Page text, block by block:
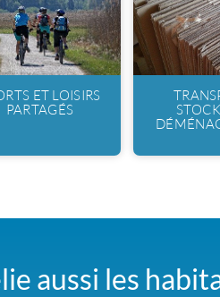
ET LOISIRS
PARTAGÉS
aussi les